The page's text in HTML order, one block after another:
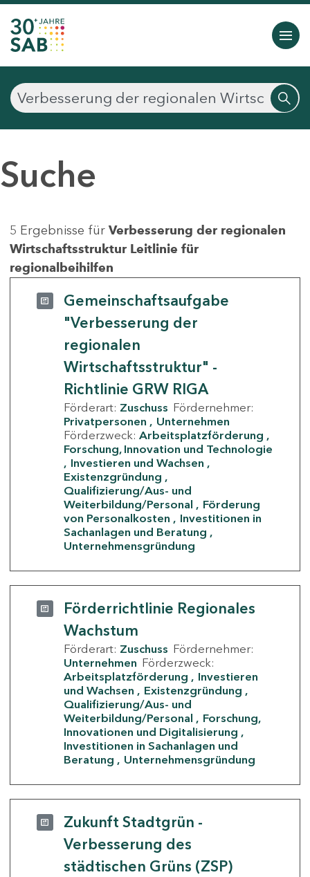
Suche
5 Ergebnisse für Verbesserung der regionalen
Wirtschaftsstruktur Leitlinie für
regionalbeihilfen
Gemeinschaftsaufgabe
"Verbesserung der
regionalen
Wirtschaftsstruktur" -
Richtlinie GRW RIGA
Förderart: Zuschuss Fördernehmer:
Privatpersonen
Unternehmen
Förderzweck: Arbeitsplatzförderung
Forschung, Innovation und Technologie
Investieren und Wachsen
Existenzgründung
Qualifizierung/Aus- und
Weiterbildung/Personal
Förderung
von Personalkosten
Investitionen in
Sachanlagen und Beratung
Unternehmensgründung
Förderrichtlinie Regionales
Wachstum
Förderart: Zuschuss Fördernehmer:
Unternehmen Förderzweck:
Arbeitsplatzförderung
Investieren
und Wachsen
Existenzgründung
Qualifizierung/Aus- und
Weiterbildung/Personal
Forschung,
Innovationen und Digitalisierung
Investitionen in Sachanlagen und
Beratung
Unternehmensgründung
Zukunft Stadtgrün -
Verbesserung des
städtischen Grüns (ZSP)